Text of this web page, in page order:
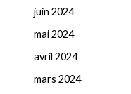
juin 2024
mai 2024
avril 2024
mars 2024